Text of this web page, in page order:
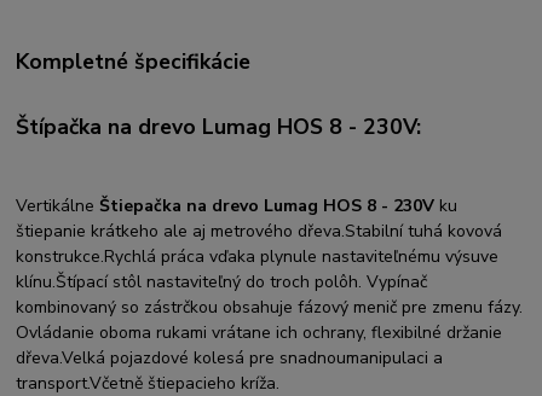
Kompletné špecifikácie
Štípačka na drevo Lumag HOS 8 - 230V:
Vertikálne Štiepačka na drevo Lumag HOS 8 - 230V ku
štiepanie krátkeho ale aj metrového dřeva.Stabilní tuhá kovová
konstrukce.Rychlá práca vďaka plynule nastaviteľnému výsuve
klínu.Štípací stôl nastaviteľný do troch polôh. Vypínač
kombinovaný so zástrčkou obsahuje fázový menič pre zmenu fázy.
Ovládanie oboma rukami vrátane ich ochrany, flexibilné držanie
dřeva.Velká pojazdové kolesá pre snadnoumanipulaci a
transport.Včetně štiepacieho kríža.